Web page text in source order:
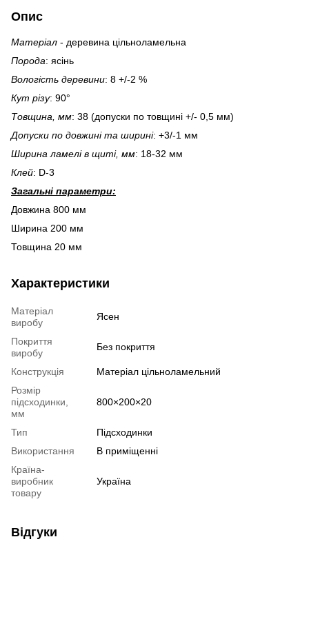
Опис
Матеріал - деревина цільноламельна
Порода: ясінь
Вологість деревини: 8 +/-2 %
Кут різу: 90°
Товщина, мм: 38 (допуски по товщині +/- 0,5 мм)
Допуски по довжині та ширині: +3/-1 мм
Ширина ламелі в щиті, мм: 18-32 мм
Клей: D-3
Загальні параметри:
Довжина 800 мм
Ширина 200 мм
Товщина 20 мм
Характеристики
Матеріал
виробу
Ясен
Покриття
виробу
Без покриття
Конструкція
Матеріал цільноламельний
Розмір
підсходинки,
мм
800×200×20
Тип
Підсходинки
Використання
В приміщенні
Країна-
виробник
товару
Україна
Відгуки